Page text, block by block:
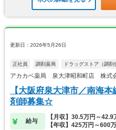
更新日：2026年5月26日
正社員 調剤薬局 ドラッグストア（調剤
アカカベ薬局 泉大津昭和町店 株式
【大阪府泉大津市／南海
剤師募集☆
給与
【月収】30.5万円～42.9
【年収】425万円～600